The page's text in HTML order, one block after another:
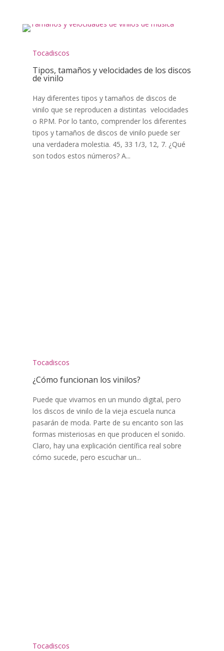
Tocadiscos
Tipos, tamaños y velocidades de los discos
de vinilo
Hay diferentes tipos y tamaños de discos de
vinilo que se reproducen a distintas velocidades
o RPM. Por lo tanto, comprender los diferentes
tipos y tamaños de discos de vinilo puede ser
una verdadera molestia. 45, 33 1/3, 12, 7. ¿Qué
son todos estos números? A...
Tocadiscos
¿Cómo funcionan los vinilos?
Puede que vivamos en un mundo digital, pero
los discos de vinilo de la vieja escuela nunca
pasarán de moda. Parte de su encanto son las
formas misteriosas en que producen el sonido.
Claro, hay una explicación científica real sobre
cómo sucede, pero escuchar un...
Tocadiscos